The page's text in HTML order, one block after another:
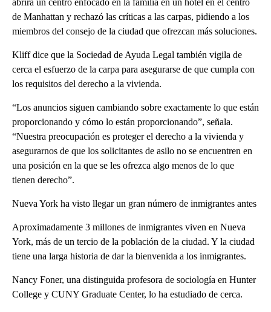
abrirá un centro enfocado en la familia en un hotel en el centro
de Manhattan y rechazó las críticas a las carpas, pidiendo a los
miembros del consejo de la ciudad que ofrezcan más soluciones.
Kliff dice que la Sociedad de Ayuda Legal también vigila de
cerca el esfuerzo de la carpa para asegurarse de que cumpla con
los requisitos del derecho a la vivienda.
“Los anuncios siguen cambiando sobre exactamente lo que están
proporcionando y cómo lo están proporcionando”, señala.
“Nuestra preocupación es proteger el derecho a la vivienda y
asegurarnos de que los solicitantes de asilo no se encuentren en
una posición en la que se les ofrezca algo menos de lo que
tienen derecho”.
Nueva York ha visto llegar un gran número de inmigrantes antes
Aproximadamente 3 millones de inmigrantes viven en Nueva
York, más de un tercio de la población de la ciudad. Y la ciudad
tiene una larga historia de dar la bienvenida a los inmigrantes.
Nancy Foner, una distinguida profesora de sociología en Hunter
College y CUNY Graduate Center, lo ha estudiado de cerca.